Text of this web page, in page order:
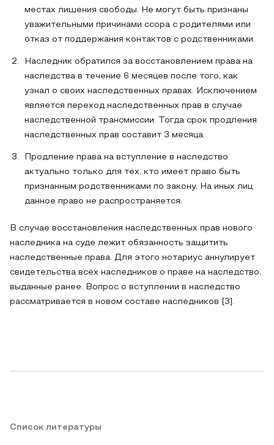
местах лишения свободы. Не могут быть признаны
уважительными причинами ссора с родителями или
отказ от поддержания контактов с родственниками.
Наследник обратился за восстановлением права на
наследства в течение 6 месяцев после того, как
узнал о своих наследственных правах. Исключением
является переход наследственных прав в случае
наследственной трансмиссии. Тогда срок продления
наследственных прав составит 3 месяца.
Продление права на вступление в наследство
актуально только для тех, кто имеет право быть
признанным родственниками по закону. На иных лиц
данное право не распространяется.
В случае восстановления наследственных прав нового
наследника на суде лежит обязанность защитить
наследственные права. Для этого нотариус аннулирует
свидетельства всех наследников о праве на наследство,
выданные ранее. Вопрос о вступлении в наследство
рассматривается в новом составе наследников [3].
Список литературы